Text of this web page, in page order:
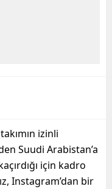
izinli
Suudi Arabistan’a
için kadro
Instagram’dan bir